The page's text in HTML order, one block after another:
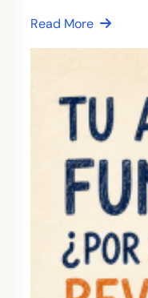
Read More